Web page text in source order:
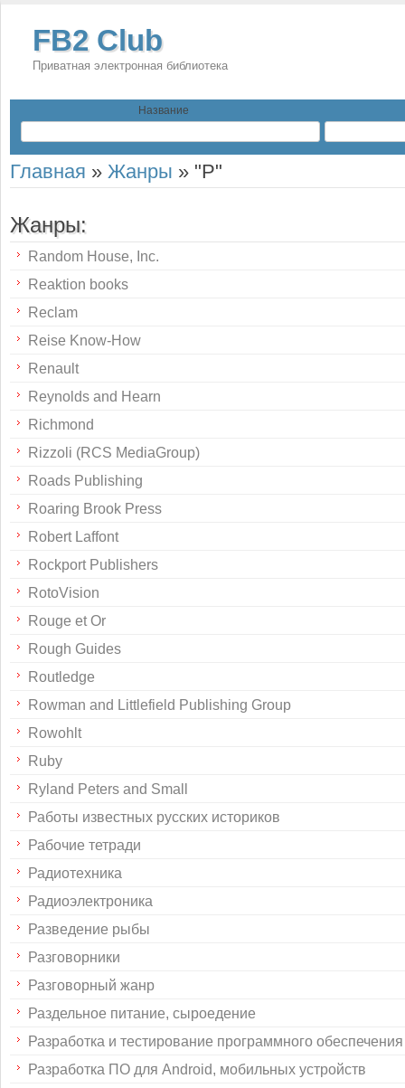
FB2 Club
Приватная электронная библиотека
Название
Главная » Жанры » "Р"
Жанры:
Random House, Inc.
Reaktion books
Reclam
Reise Know-How
Renault
Reynolds and Hearn
Richmond
Rizzoli (RCS MediaGroup)
Roads Publishing
Roaring Brook Press
Robert Laffont
Rockport Publishers
RotoVision
Rouge et Or
Rough Guides
Routledge
Rowman and Littlefield Publishing Group
Rowohlt
Ruby
Ryland Peters and Small
Работы известных русских историков
Рабочие тетради
Радиотехника
Радиоэлектроника
Разведение рыбы
Разговорники
Разговорный жанр
Раздельное питание, сыроедение
Разработка и тестирование программного обеспечения
Разработка ПО для Android, мобильных устройств